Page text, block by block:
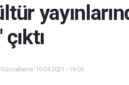
16.04.2021 - 19:05